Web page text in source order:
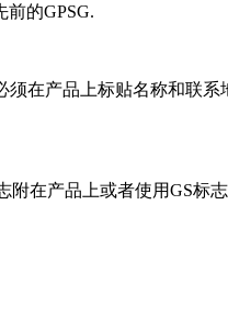
前的GPSG.
在产品上标贴名称和联
在产品上或者使用GS标志